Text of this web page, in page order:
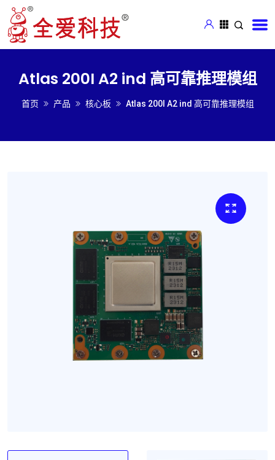
Atlas 200I A2 ind 高可靠推理模组
首页 产品 核心板 Atlas 200I A2 ind 高可靠推理模组